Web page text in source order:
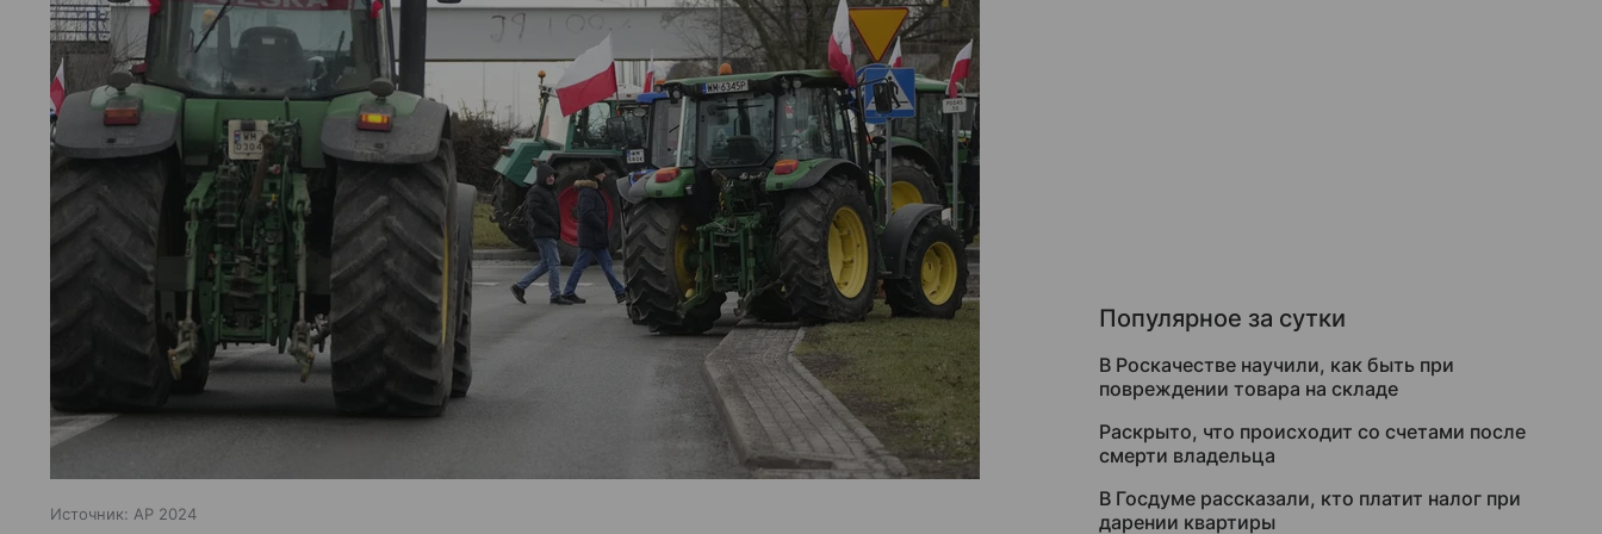
Источник: AP 2024
Популярное за сутки
В Роскачестве научили, как быть при
повреждении товара на складе
Раскрыто, что происходит со счетами после
смерти владельца
В Госдуме рассказали, кто платит налог при
дарении квартиры